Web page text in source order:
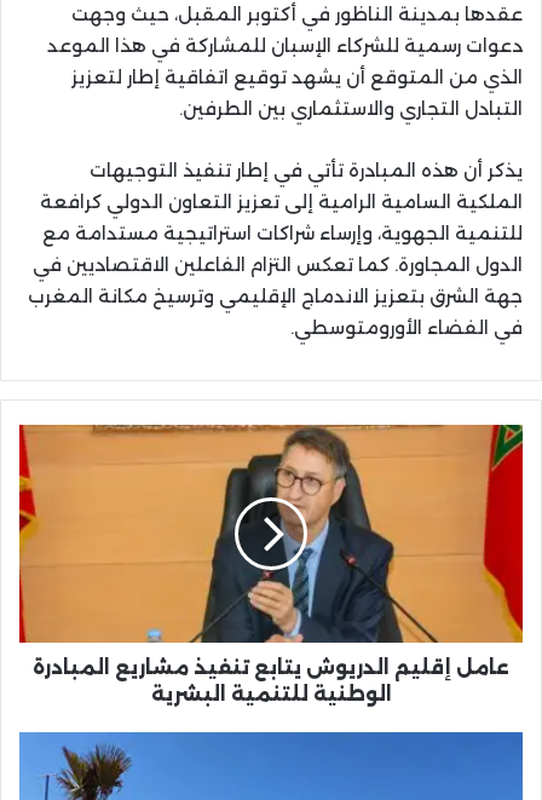
عقدها بمدينة الناظور في أكتوبر المقبل، حيث وجهت
دعوات رسمية للشركاء الإسبان للمشاركة في هذا الموعد
الذي من المتوقع أن يشهد توقيع اتفاقية إطار لتعزيز
التبادل التجاري والاستثماري بين الطرفين.
يذكر أن هذه المبادرة تأتي في إطار تنفيذ التوجيهات
الملكية السامية الرامية إلى تعزيز التعاون الدولي كرافعة
للتنمية الجهوية، وإرساء شراكات استراتيجية مستدامة مع
الدول المجاورة. كما تعكس التزام الفاعلين الاقتصاديين في
جهة الشرق بتعزيز الاندماج الإقليمي وترسيخ مكانة المغرب
في الفضاء الأورومتوسطي.
عامل
إقليم
الدريوش
مشاريع
المبادرة
الوطنية
للتنمية
البشرية
عامل إقليم الدريوش يتابع تنفيذ مشاريع المبادرة
الوطنية للتنمية البشرية